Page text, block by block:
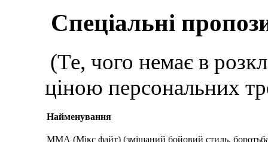
Спеціальні
(Те, чого немає в
ціною персональних
Найменування
ММА (Мікс файт) (змішаний бойовий стиль,